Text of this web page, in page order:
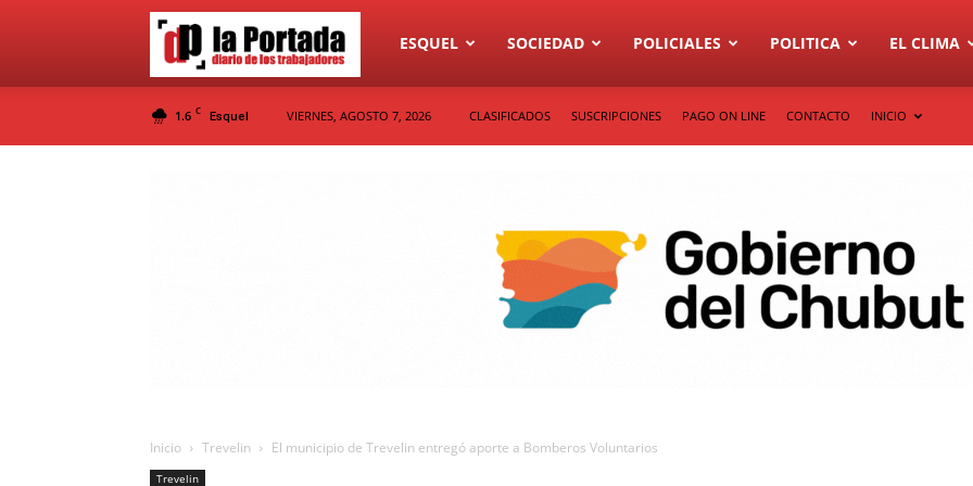
Diario
La
ESQUEL SOCIEDAD POLICIALES POLITICA EL CLIMA
1.6 C Esquel VIERNES, AGOSTO 7, 2026 CLASIFICADOS SUSCRIPCIONES PAGO ON LINE CONTACTO INICIO
Inicio Trevelin El municipio de Trevelin entregó aporte a Bomberos Voluntarios
Trevelin